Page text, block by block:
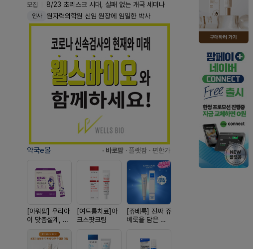
모집
8/23 초리스크 시대, 실패 없는 개국 세미나
인사 원자력의학원 신임 원장에 임일한 박사
약국e몰 · 바로팜 · 플랫팜 · 편한가
[아워팜] 우리아
이 맞춤설계, 바
더베리맛
[여드름치료]아
크스팟크림
[쥬베룩] 진짜 쥬
베룩을 담은 약